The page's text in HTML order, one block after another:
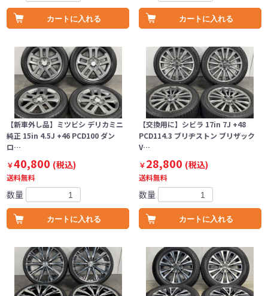
カートに入れる カートに入れる
【新車外し品】ミツビシ デリカミニ
純正 15in 4.5J +46 PCD100 ダン
ロ…
￥40,800 (税込)
送料無料
数量
カートに入れる
【交換用に】シビラ 17in 7J +48
PCD114.3 ブリヂストン ブリザック
V…
￥28,800 (税込)
送料無料
数量
カートに入れる